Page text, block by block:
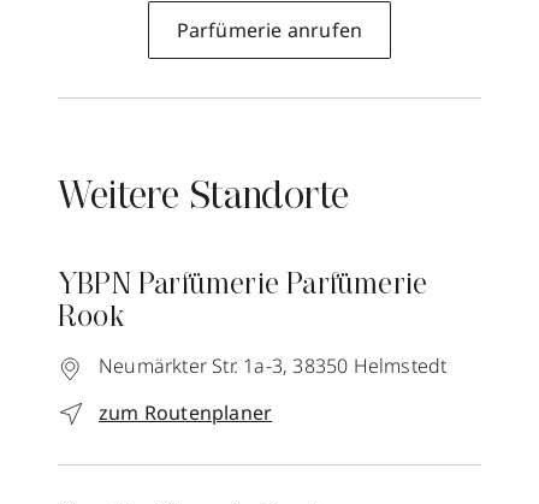
Parfümerie anrufen
Weitere Standorte
YBPN Parfümerie Parfümerie
Rook
Neumärkter Str. 1a-3, 38350 Helmstedt
zum Routenplaner